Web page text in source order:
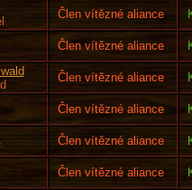
Člen vítězné aliance
Člen vítězné aliance
Člen vítězné aliance
Člen vítězné aliance
Člen vítězné aliance
Člen vítězné aliance